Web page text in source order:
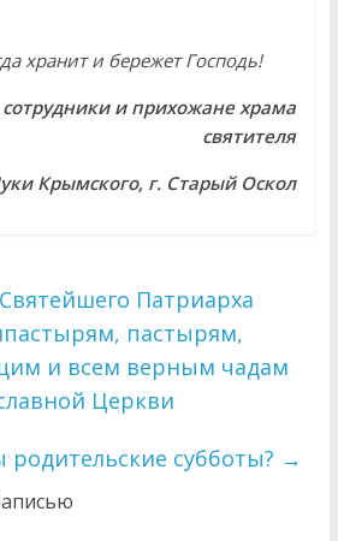
хранит и бережет Господь!
и прихожане храма
святителя
Крымского, г. Старый Оскол
Патриарха
пастырям,
и всем верным чадам
Церкви
субботы? →